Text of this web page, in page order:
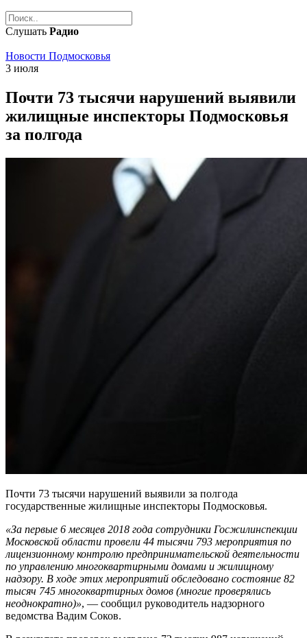
Слушать Радио
Новости Подмосковья
3 июля
Почти 73 тысячи нарушений выявили
жилищные инспекторы Подмосковья
за полгода
Почти 73 тысячи нарушений выявили за полгода
государственные жилищные инспекторы Подмосковья.
«За первые 6 месяцев 2018 года сотрудники Госжилинспекции
Московской области провели 44 тысячи 793 мероприятия по
лицензионному контролю предпринимательской деятельности
по управлению многоквартирными домами и жилищному
надзору. В ходе этих мероприятий обследовано состояние 82
тысяч 745 многоквартирных домов (многие проверялись
неоднократно)», — сообщил руководитель надзорного
ведомства Вадим Соков.